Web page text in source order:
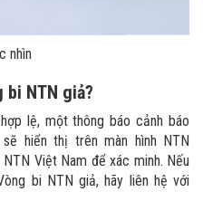
nhìn
bi NTN giả?
lệ, một thông báo cảnh báo
hiển thị trên màn hình NTN
Việt Nam để xác minh. Nếu
bi NTN giả, hãy liên hệ với